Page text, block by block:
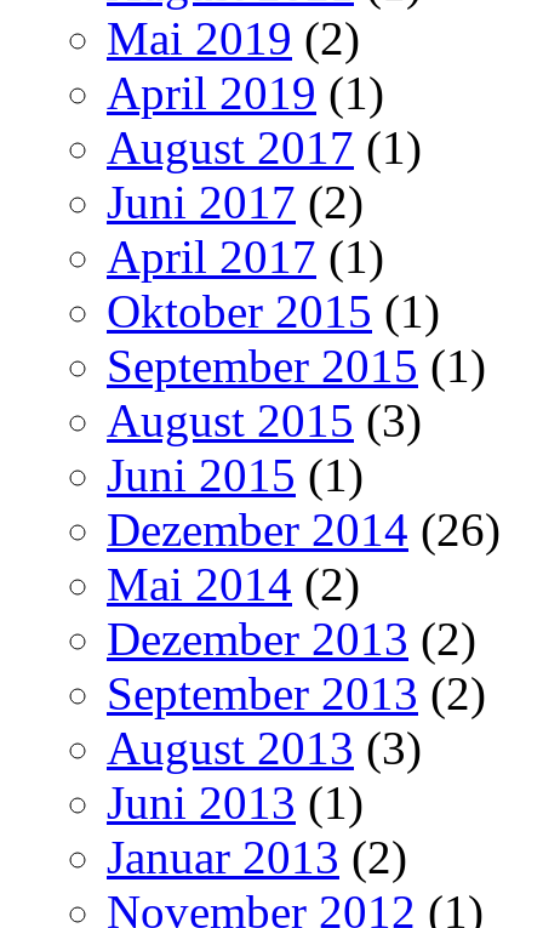
Mai 2019 (2)
April 2019 (1)
August 2017 (1)
Juni 2017 (2)
April 2017 (1)
Oktober 2015 (1)
September 2015 (1)
August 2015 (3)
Juni 2015 (1)
Dezember 2014 (26)
Mai 2014 (2)
Dezember 2013 (2)
September 2013 (2)
August 2013 (3)
Juni 2013 (1)
Januar 2013 (2)
November 2012 (1)